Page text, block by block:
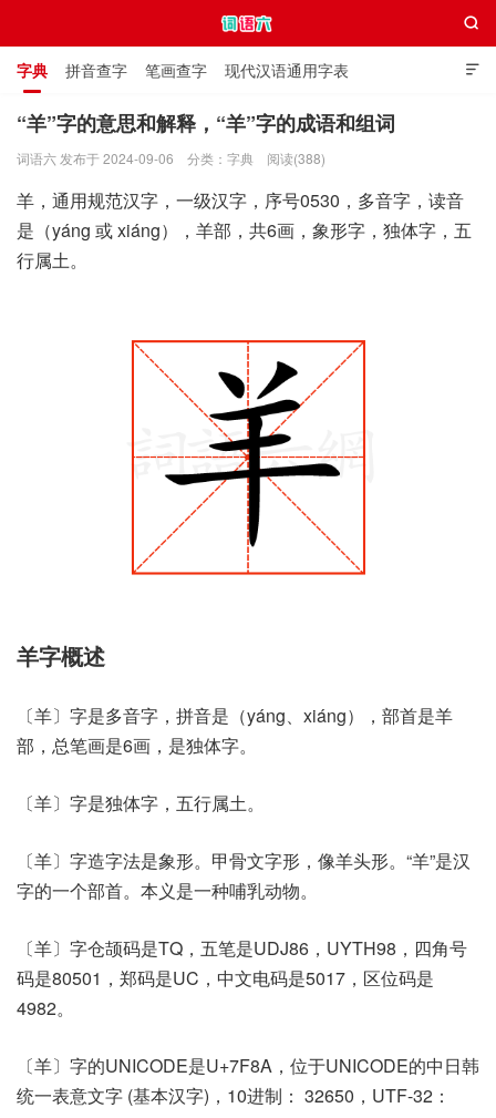

字典 拼音查字 笔画查字 现代汉语通用字表
通用规范汉字表 叠字大全 独体字大全 极简英语词典

“羊”字的意思和解释，“羊”字的成语和组词
词语六 发布于 2024-09-06 分类： 字典 阅读(388)
羊，通用规范汉字，一级汉字，序号0530，多音字，读音
是（yáng 或 xiáng），羊部，共6画，象形字，独体字，五
行属土。
羊字概述
〔羊〕字是多音字，拼音是（yáng、xiáng），部首是羊
部，总笔画是6画，是独体字。
〔羊〕字是独体字，五行属土。
〔羊〕字造字法是象形。甲骨文字形，像羊头形。“羊”是汉
字的一个部首。本义是一种哺乳动物。
〔羊〕字仓颉码是TQ，五笔是UDJ86，UYTH98，四角号
码是80501，郑码是UC，中文电码是5017，区位码是
4982。
〔羊〕字的UNICODE是U+7F8A，位于UNICODE的中日韩
统一表意文字 (基本汉字)，10进制： 32650，UTF-32：